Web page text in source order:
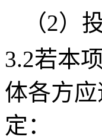
（2）
3.2若本
体各方
定：